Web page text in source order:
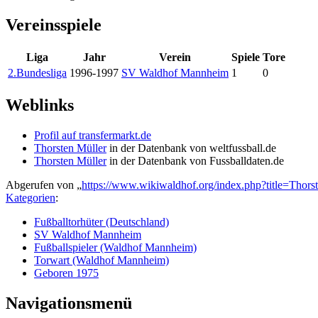
Vereinsspiele
Liga Jahr Verein Spiele Tore
2.Bundesliga 1996-1997 SV Waldhof Mannheim 1 0
Weblinks
Profil auf transfermarkt.de
Thorsten Müllerin der Datenbank von weltfussball.de
Thorsten Müllerin der Datenbank von Fussballdaten.de
Abgerufen von „https://www.wikiwaldhof.org/
Kategorien:
Fußballtorhüter (Deutschland)
SV Waldhof Mannheim
Fußballspieler (Waldhof Mannheim)
Torwart (Waldhof Mannheim)
Geboren 1975
Navigationsmenü